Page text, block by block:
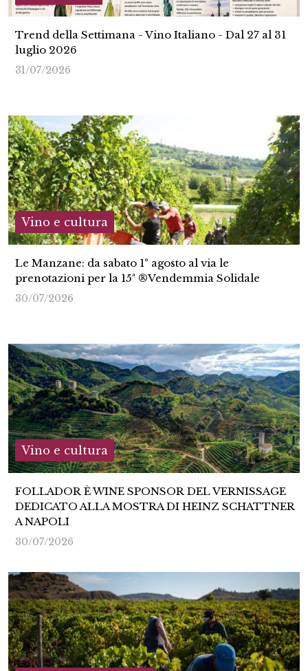
Trend della Settimana - Vino Italiano - Dal 27 al 31
luglio 2026
31/07/2026
Vino e cultura
Le Manzane: da sabato 1° agosto al via le
prenotazioni per la 15ª ®Vendemmia Solidale
30/07/2026
Vino e cultura
FOLLADOR È WINE SPONSOR DEL VERNISSAGE
DEDICATO ALLA MOSTRA DI HEINZ SCHATTNER
A NAPOLI
30/07/2026